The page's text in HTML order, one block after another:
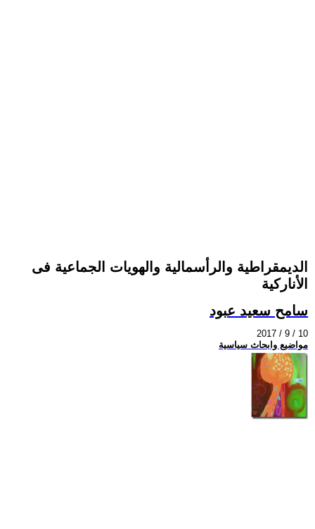
الديمقراطية والرأسمالية والهويات الجماعية فى
الأناركية
سامح سعيد عبود
2017 / 9 / 10
مواضيع وابحاث سياسية